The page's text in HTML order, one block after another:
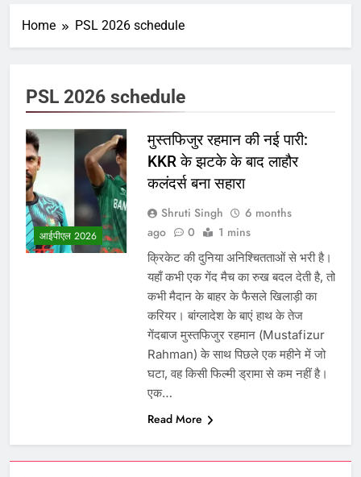
Home PSL 2026 schedule
PSL 2026 schedule
आईपीएल 2026
मुस्तफिजुर रहमान की नई पारी:
KKR के झटके के बाद लाहौर
कलंदर्स बना सहारा
Shruti Singh
6 months
ago
0 1 mins
क्रिकेट की दुनिया अनिश्चितताओं से भरी है।
यहाँ कभी एक गेंद मैच का रुख बदल देती है, तो
कभी मैदान के बाहर के फैसले खिलाड़ी का
करियर। बांग्लादेश के बाएं हाथ के तेज
गेंदबाज मुस्तफिजुर रहमान (Mustafizur
Rahman) के साथ पिछले एक महीने में जो
घटा, वह किसी फिल्मी ड्रामा से कम नहीं है।
एक…
Read More